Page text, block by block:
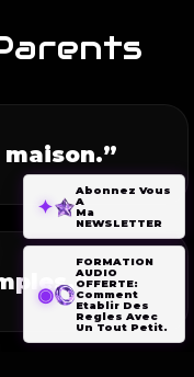
Abonnez Vous
A
Ma
NEWSLETTER
FORMATION
AUDIO
OFFERTE:
Comment
Etablir Des
Regles Avec
Un Tout Petit.